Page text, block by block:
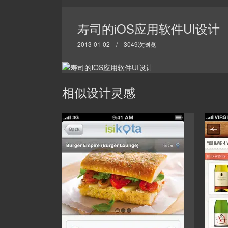
寿司的iOS应用软件UI设计
2013-01-02 / 3049次浏览
相似设计灵感